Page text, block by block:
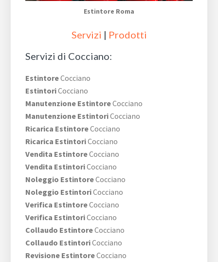
Estintore Roma
Servizi | Prodotti
Servizi di Cocciano:
EstintoreCocciano
EstintoriCocciano
Manutenzione EstintoreCocciano
Manutenzione EstintoriCocciano
Ricarica EstintoreCocciano
Ricarica EstintoriCocciano
Vendita EstintoreCocciano
Vendita EstintoriCocciano
Noleggio EstintoreCocciano
Noleggio EstintoriCocciano
Verifica EstintoreCocciano
Verifica EstintoriCocciano
Collaudo EstintoreCocciano
Collaudo EstintoriCocciano
Revisione EstintoreCocciano